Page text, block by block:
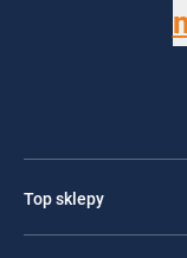
Top sklepy